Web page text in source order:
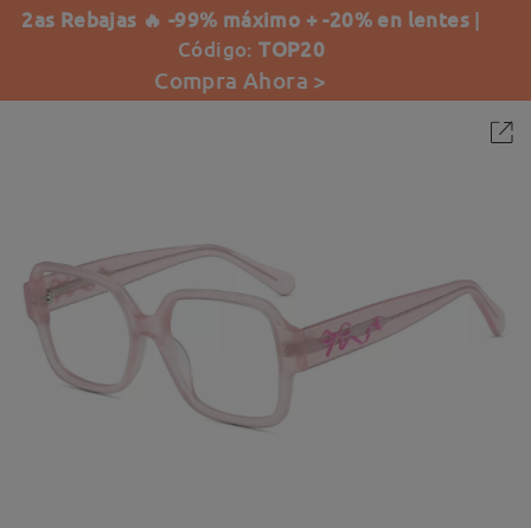
2as Rebajas 🔥 -99% máximo + -20% en lentes |
Código:TOP20
Compra Ahora >